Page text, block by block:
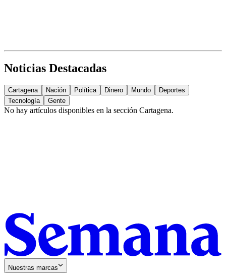
Noticias Destacadas
Cartagena Nación Política Dinero Mundo
Deportes
Tecnología
Gente
No hay artículos disponibles en la sección Cartagena.
Nuestras marcas